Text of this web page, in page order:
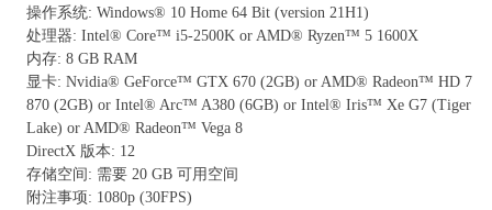
操作系统: Windows® 10 Home 64 Bit (version 21H1)
处理器: Intel® Core™ i5-2500K or AMD® Ryzen™ 5 1600X
内存: 8 GB RAM
显卡: Nvidia® GeForce™ GTX 670 (2GB) or AMD® Radeon™ HD 7
870 (2GB) or Intel® Arc™ A380 (6GB) or Intel® Iris™ Xe G7 (Tiger
Lake) or AMD® Radeon™ Vega 8
DirectX 版本: 12
存储空间: 需要 20 GB 可用空间
附注事项: 1080p (30FPS)